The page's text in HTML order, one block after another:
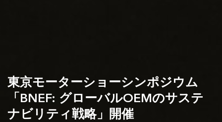
東京モーターショーシンポジウム
「BNEF: グローバルOEMのサステ
ナビリティ戦略」開催